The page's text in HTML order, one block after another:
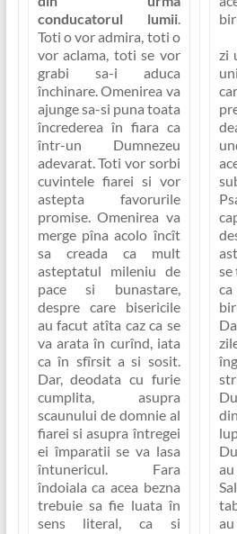
conducatorul lumii.
Toti o vor admira, toti o
vor aclama, toti se vor
grabi sa-i aduca
închinare. Omenirea va
ajunge sa-si puna toata
încrederea în fiara ca
într-un Dumnezeu
adevarat. Toti vor sorbi
cuvintele fiarei si vor
astepta favorurile
promise. Omenirea va
merge pîna acolo încît
sa creada ca mult
asteptatul mileniu de
pace si bunastare,
despre care bisericile
au facut atîta caz ca se
va arata în curînd, iata
ca în sfîrsit a si sosit.
Dar, deodata cu furie
cumplita, asupra
scaunului de domnie al
fiarei si asupra întregei
ei împaratii se va lasa
întunericul. Fara
îndoiala ca acea bezna
trebuie sa fie luata în
sens literal, ca si
zi
se